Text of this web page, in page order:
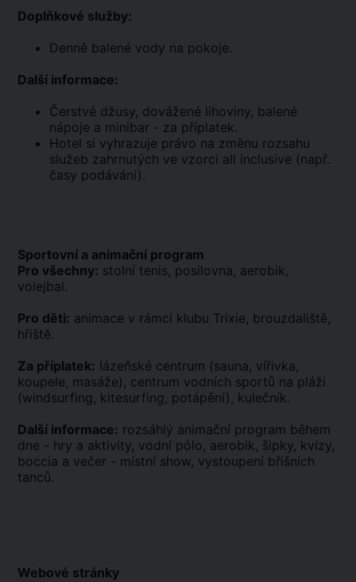
Doplňkové služby:
Denně balené vody na pokoje.
Další informace:
Čerstvé džusy, dovážené lihoviny, balené
nápoje a minibar - za příplatek.
Hotel si vyhrazuje právo na změnu rozsahu
služeb zahrnutých ve vzorci all inclusive (např.
časy podávání).
Sportovní a animační program
Pro všechny: stolní tenis, posilovna, aerobik,
volejbal.
Pro děti: animace v rámci klubu Trixie, brouzdaliště,
hřiště.
Za příplatek: lázeňské centrum (sauna, vířivka,
koupele, masáže), centrum vodních sportů na pláži
(windsurfing, kitesurfing, potápění), kulečník.
Další informace: rozsáhlý animační program během
dne - hry a aktivity, vodní pólo, aerobik, šipky, kvízy,
boccia a večer - místní show, vystoupení břišních
tanců.
Webové stránky